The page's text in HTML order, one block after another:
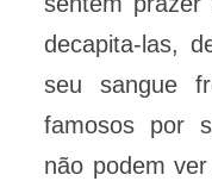
decapita-las,
seu sangue
famosos por
não podem